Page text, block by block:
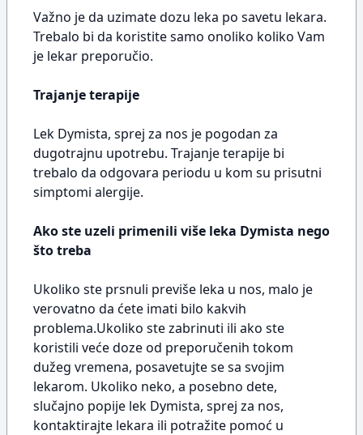
Važno je da uzimate dozu leka po savetu lekara.
Trebalo bi da koristite samo onoliko koliko Vam
je lekar preporučio.
Trajanje terapije
Lek Dymista, sprej za nos je pogodan za
dugotrajnu upotrebu. Trajanje terapije bi
trebalo da odgovara periodu u kom su prisutni
simptomi alergije.
Ako ste uzeli primenili više leka Dymista nego
što treba
Ukoliko ste prsnuli previše leka u nos, malo je
verovatno da ćete imati bilo kakvih
problema.Ukoliko ste zabrinuti ili ako ste
koristili veće doze od preporučenih tokom
dužeg vremena, posavetujte se sa svojim
lekarom. Ukoliko neko, a posebno dete,
slučajno popije lek Dymista, sprej za nos,
kontaktirajte lekara ili potražite pomoć u